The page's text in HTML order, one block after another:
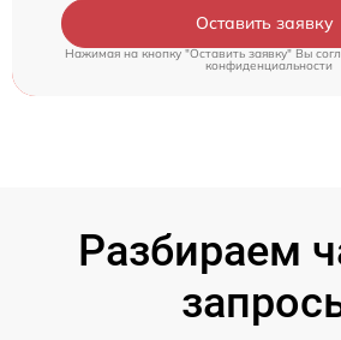
Оставить заявку
Нажимая на кнопку "Оставить заявку" Вы
конфиденциальности
Разбираем